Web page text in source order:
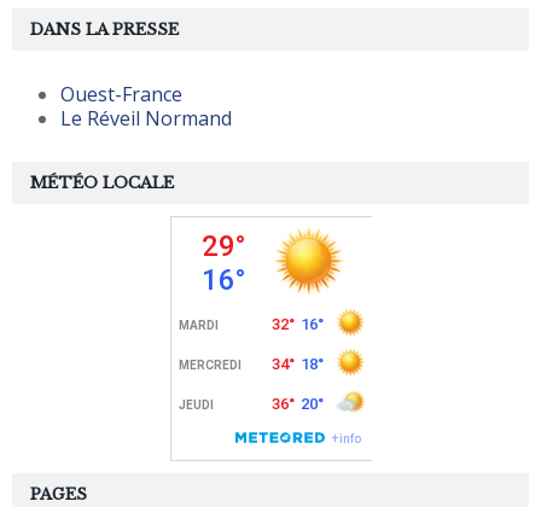
PAGES
MÉTÉO LOCALE
DANS LA PRESSE
Ouest-France
Le Réveil Normand